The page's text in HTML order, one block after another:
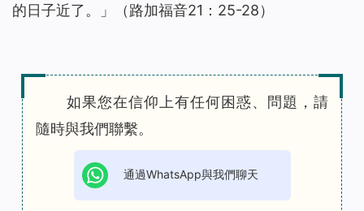
的日子近了。」（路加福音21：25-28）
如果您在信仰上有任何困惑、問題，請
隨時與我們聯繫。
通過WhatsApp與我們聊天